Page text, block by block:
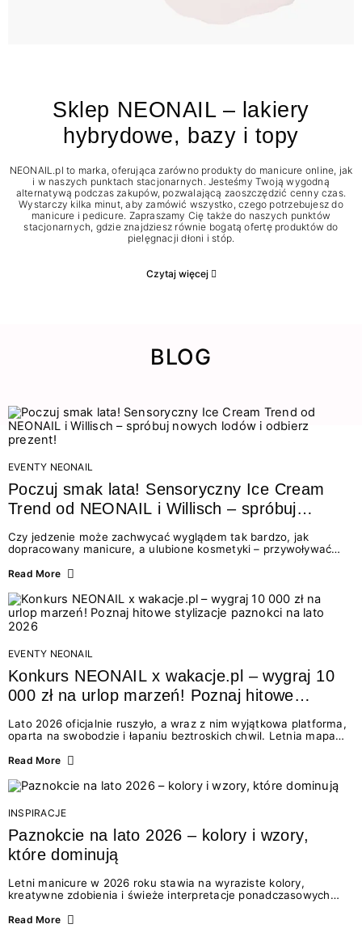
Sklep NEONAIL – lakiery
hybrydowe, bazy i topy
NEONAIL.pl to marka, oferująca zarówno produkty do manicure online, jak
i w naszych punktach stacjonarnych. Jesteśmy Twoją wygodną
alternatywą podczas zakupów, pozwalającą zaoszczędzić cenny czas.
Wystarczy kilka minut, aby zamówić wszystko, czego potrzebujesz do
manicure i pedicure. Zapraszamy Cię także do naszych punktów
stacjonarnych, gdzie znajdziesz równie bogatą ofertę produktów do
pielęgnacji dłoni i stóp.
Czytaj więcej
BLOG
EVENTY NEONAIL
Poczuj smak lata! Sensoryczny Ice Cream
Trend od NEONAIL i Willisch – spróbuj
nowych lodów i odbierz prezent!
Czy jedzenie może zachwycać wyglądem tak bardzo, jak
dopracowany manicure, a ulubione kosmetyki – przywoływać
świata beauty i oszałamiających deserów to coś więcej niż
zmysłami: przez soczysty kolor, aksamitną teksturę,
orzeźwiający zapach i słodki akcent na podniebieniu. Tego lata
NEONAIL łączy siły z marką Willisch, tworząc unikalny projekt
na styku jedzenia i piękna....
Read More
EVENTY NEONAIL
Konkurs NEONAIL x wakacje.pl – wygraj 10
000 zł na urlop marzeń! Poznaj hitowe
Lato 2026 oficjalnie ruszyło, a wraz z nim wyjątkowa platforma,
oparta na swobodzie i łapaniu beztroskich chwil. Letnia mapa
doświadczenia wakacji – od spontanicznych wyjazdów, przez
Motywem przewodnim jest eksplorowanie i kolekcjonowanie
letnich momentów. Z tej okazji przygotowaliśmy coś absolutnie
wyjątkowego: wielki konkurs z wakacje.pl oraz dawkę
najgorętszych trendów w...
Read More
INSPIRACJE
Paznokcie na lato 2026 – kolory i wzory,
które dominują
Letni manicure w 2026 roku stawia na wyraziste kolory,
kreatywne zdobienia i świeże interpretacje ponadczasowych
zarówno energetycznych odcieni inspirowanych wakacjami, jak
Read More